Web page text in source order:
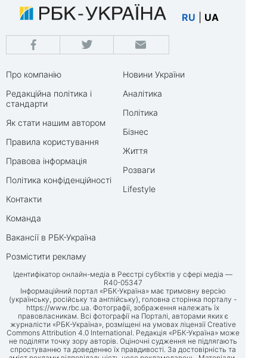
RU UA
Про компанію
Редакційна політика і
стандарти
Як стати нашим автором
Правила користування
Правова інформація
Політика конфіденційності
Контакти
Команда
Вакансії в РБК-Україна
Розмістити рекламу
Новини України
Аналітика
Політика
Бізнес
Життя
Розваги
Lifestyle
Ідентифікатор онлайн-медіа в Реєстрі суб’єктів у сфері медіа —
R40-05347
Інформаційний портал «РБК-Україна» має тримовну версію
(українську, російську та англійську), головна сторінка порталу -
https://www.rbc.ua. Фотографії, зображення належать їх
правовласникам. Всі фотографії на Порталі, авторами яких є
журналісти «РБК-Україна», розміщені на умовах ліцензії Creative
Commons Attribution 4.0 International. Редакція «РБК-Україна» може
не поділяти точку зору авторів. Оціночні судження не підлягають
спростуванню та доведенню їх правдивості. За достовірність та